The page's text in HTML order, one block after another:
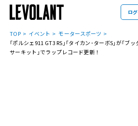
ロ
TOP イベント
モータースポーツ
｢ポルシェ911 GT3 RS｣｢タイカン･ターボS｣が｢ブ
サーキット｣でラップレコード更新！